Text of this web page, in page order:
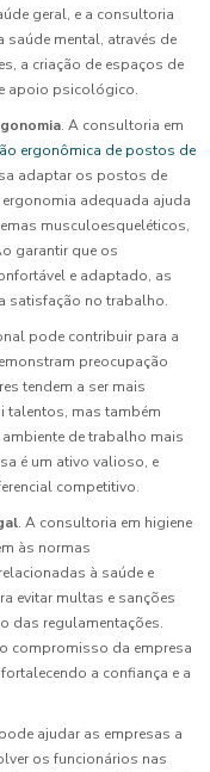
geral, e a consultoria
saúde mental, através de
a criação de espaços de
apoio psicológico.
. A consultoria em
ergonômica de postos de
adaptar os postos de
adequada ajuda
musculoesqueléticos,
garantir que os
e adaptado, as
satisfação no trabalho.
pode contribuir para a
preocupação
tendem a ser mais
talentos, mas também
de trabalho mais
é um ativo valioso, e
competitivo.
. A consultoria em higiene
às normas
à saúde e
evitar multas e sanções
das regulamentações.
compromisso da empresa
a confiança e a
ajudar as empresas a
os funcionários nas